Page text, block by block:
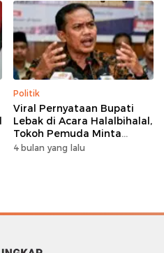
Politik
Viral Pernyataan Bupati
Lebak di Acara Halalbihalal,
Tokoh Pemuda Minta
Bersatu hingga Usul
4 bulan yang lalu